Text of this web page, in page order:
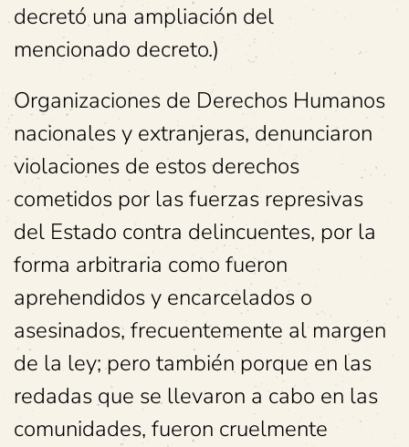
decretó una ampliación del
mencionado decreto.)
Organizaciones de Derechos Humanos
nacionales y extranjeras, denunciaron
violaciones de estos derechos
cometidos por las fuerzas represivas
del Estado contra delincuentes, por la
forma arbitraria como fueron
aprehendidos y encarcelados o
asesinados, frecuentemente al margen
de la ley; pero también porque en las
redadas que se llevaron a cabo en las
comunidades, fueron cruelmente